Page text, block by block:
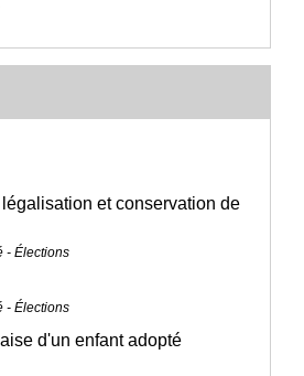
et conservation de
- Élections
- Élections
d'un enfant adopté